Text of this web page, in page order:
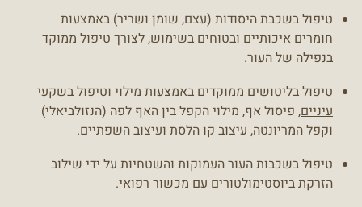
טיפול בשכבת היסודות (עצם, שומן ושריר) באמצעות
חומרים איכותיים ובטוחים בשימוש, לצורך טיפול ממוקד
בנפילה של העור.
טיפול בליטושים ממוקדים באמצעות מילויוטיפול בשקעי
עיניים, פיסול אף, מילוי הקפל בין האף לפה (הנזולביאלי)
וקפל המריונטה, עיצוב קו הלסת ועיצוב השפתיים.
טיפול בשכבות העור העמוקות והשטחיות על ידי שילוב
הזרקת ביוסטימולטורים עם מכשור רפואי.